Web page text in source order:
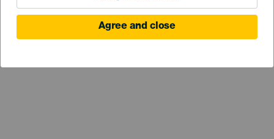
Agree and close